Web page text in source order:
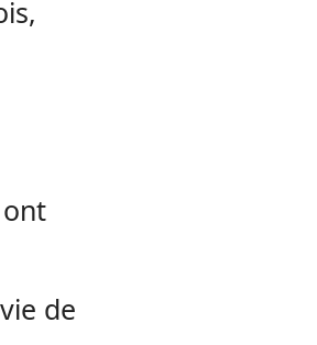
ont
de